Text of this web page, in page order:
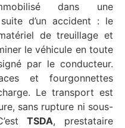
dans une
d’un accident : le
de treuillage et
le véhicule en toute
par le conducteur.
et fourgonnettes
Le transport est
sans rupture ni sous-
TSDA, prestataire